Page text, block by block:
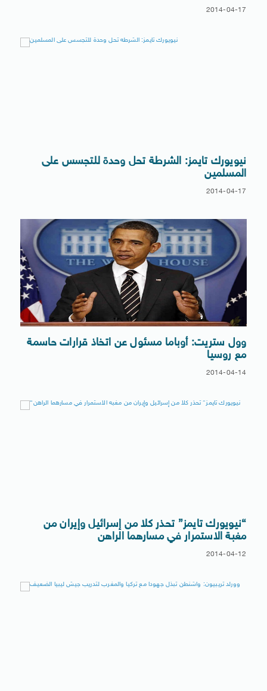
2014-04-17
نيويورك تايمز: الشرطة تحل وحدة للتجسس على
المسلمين
2014-04-17
وول ستريت: أوباما مسئول عن اتخاذ قرارات حاسمة
مع روسيا
2014-04-14
“نيويورك تايمز” تحذر كلا من إسرائيل وإيران من
مغبة الاستمرار في مسارهما الراهن
2014-04-12